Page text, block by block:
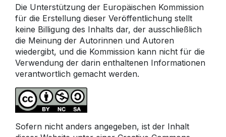
Die Unterstützung der Europäischen Kommission
für die Erstellung dieser Veröffentlichung stellt
keine Billigung des Inhalts dar, der ausschließlich
die Meinung der Autorinnen und Autoren
wiedergibt, und die Kommission kann nicht für die
Verwendung der darin enthaltenen Informationen
verantwortlich gemacht werden.
Sofern nicht anders angegeben, ist der Inhalt